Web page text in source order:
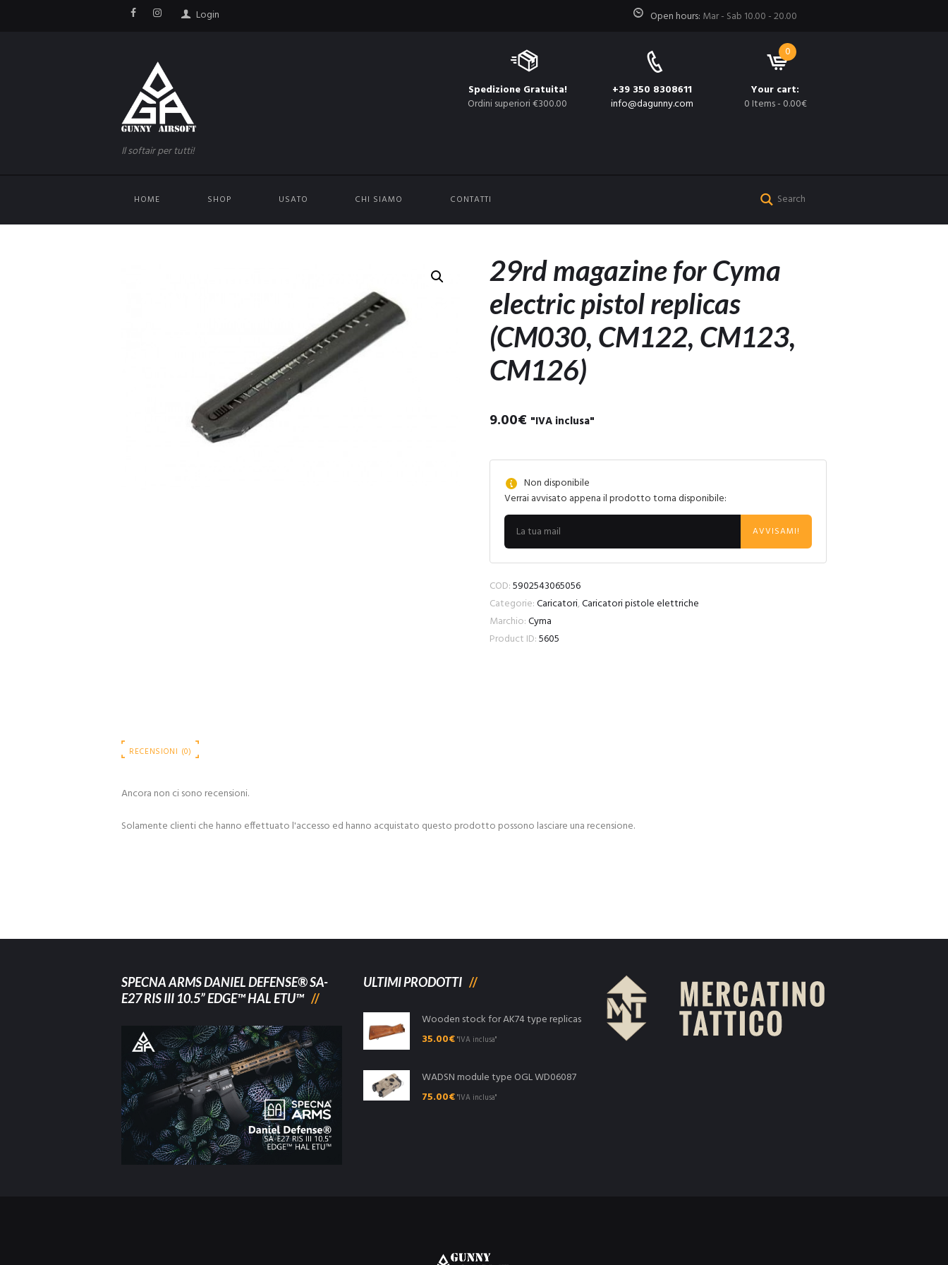
Login Open hours: Mar - Sab 10.00 - 20.00
Il softair per tutti!
Spedizione Gratuita!
Ordini superiori €300.00
+39 350 8308611
info@dagunny.com
0
Your cart:
0 Items- 0.00€
HOME SHOP USATO CHI SIAMO CONTATTI
29rd magazine for Cyma
electric pistol replicas
(CM030, CM122, CM123,
CM126)
9.00€ "IVA inclusa"
Non disponibile
Verrai avvisato appena il prodotto torna disponibile:
AVVISAMI!
COD:5902543065056
Categorie:Caricatori,Caricatori pistole elettriche
Marchio:Cyma
Product ID:5605
RECENSIONI (0)
Ancora non ci sono recensioni.
Solamente clienti che hanno effettuato l'accesso ed hanno acquistato questo prodotto possono lasciare una recensione.
SPECNA ARMS DANIEL DEFENSE® SA-
E27 RIS III 10.5” EDGE™ HAL ETU™
ULTIMI PRODOTTI
Wooden stock for AK74 type replicas
35.00€"IVA inclusa"
WADSN module type OGL WD06087
75.00€"IVA inclusa"